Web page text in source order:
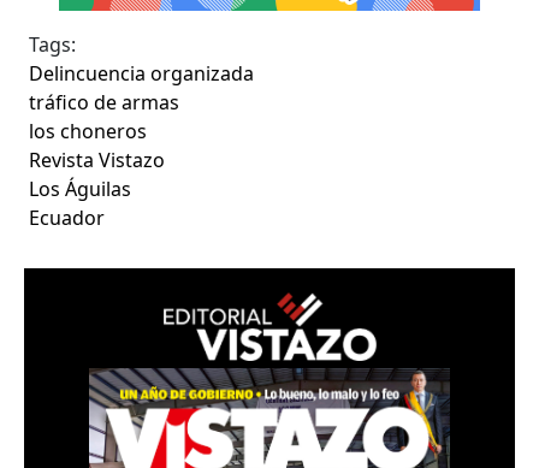
Tags:
Delincuencia organizada
tráfico de armas
los choneros
Revista Vistazo
Los Águilas
Ecuador